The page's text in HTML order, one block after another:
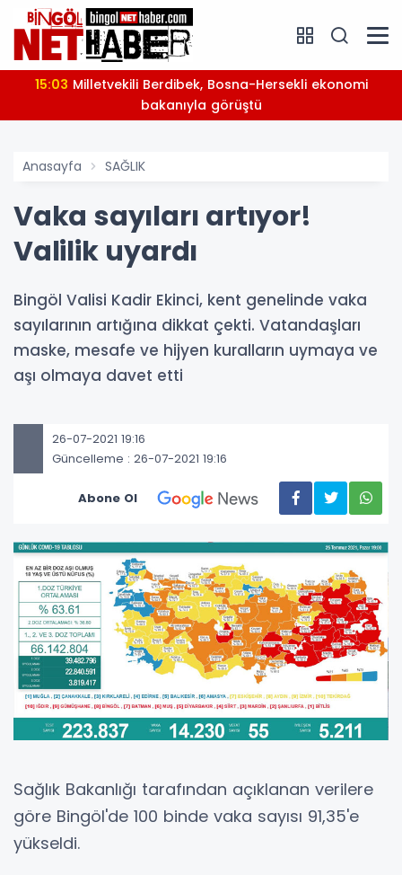
15:03
bakanıyla görüştü
Anasayfa SAĞLIK
Vaka sayıları artıyor!
Valilik uyardı
Bingöl Valisi Kadir Ekinci, kent genelinde vaka
sayılarının artığına dikkat çekti. Vatandaşları
maske, mesafe ve hijyen kuralların uymaya ve
aşı olmaya davet etti
26-07-2021 19:16
Güncelleme : 26-07-2021 19:16
Abone Ol
Sağlık Bakanlığı tarafından açıklanan verilere
göre Bingöl'de 100 binde vaka sayısı 91,35'e
yükseldi.